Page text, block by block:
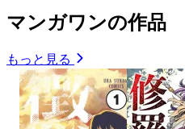
マンガワンの作品
もっと見る